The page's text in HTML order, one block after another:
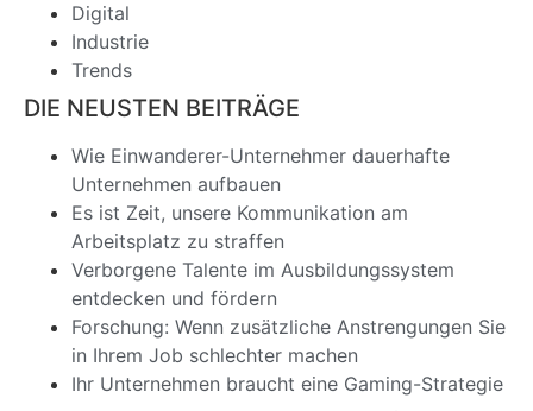
Digital
Industrie
Trends
DIE NEUSTEN BEITRÄGE
Wie Einwanderer-Unternehmer dauerhafte
Unternehmen aufbauen
Es ist Zeit, unsere Kommunikation am
Arbeitsplatz zu straffen
Verborgene Talente im Ausbildungssystem
entdecken und fördern
Forschung: Wenn zusätzliche Anstrengungen Sie
in Ihrem Job schlechter machen
Ihr Unternehmen braucht eine Gaming-Strategie